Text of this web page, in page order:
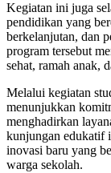
Kegiatan ini juga
pendidikan yang
berkelanjutan, dan
program tersebut
sehat, ramah anak,
Melalui kegiatan
menunjukkan
menghadirkan
kunjungan edukatif
inovasi baru yang
warga sekolah.